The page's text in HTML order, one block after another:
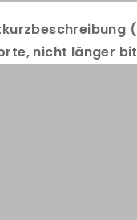
nicht länger